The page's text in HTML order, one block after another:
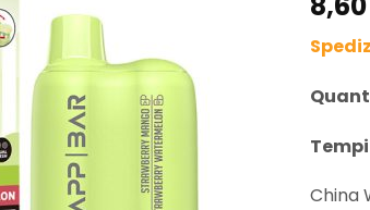
China